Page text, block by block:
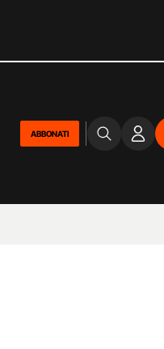
ABBONATI